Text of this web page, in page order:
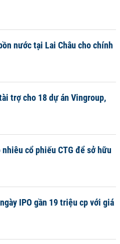
nước tại Lai Châu cho chính
trợ cho 18 dự án Vingroup,
cổ phiếu CTG để sở hữu
IPO gần 19 triệu cp với giá